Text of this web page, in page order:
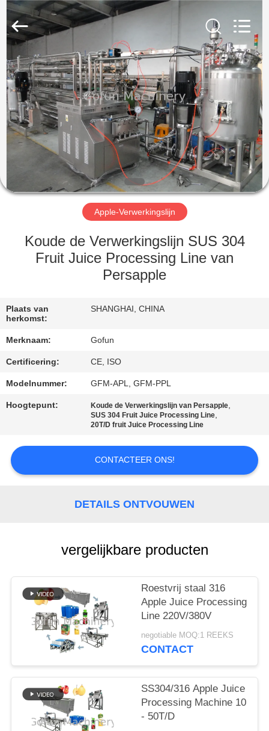
HUIS
PRODUCTEN
VIDEOS
VR-
SHOW
ONGEVEER
ONS
CONTACTEER
ONS
GEVALLEN
VERZOEK
SITEMAP
PRIVACYBELEID
Gofun
Machinery
Ltd..
Rights
Reserved.
Apple-Verwerkingslijn
Koude de Verwerkingslijn SUS 304
Fruit Juice Processing Line van
Persapple
Plaats van
herkomst:
SHANGHAI, CHINA
Merknaam: Gofun
Certificering: CE, ISO
Modelnummer: GFM-APL, GFM-PPL
Hoogtepunt: Koude de Verwerkingslijn van Persapple,
SUS 304 Fruit Juice Processing Line,
20T/D fruit Juice Processing Line
CONTACTEER ONS!
DETAILS ONTVOUWEN
vergelijkbare producten
Roestvrij staal 316
Apple Juice Processing
Line 220V/380V
negotiable MOQ:1 REEKS
CONTACT
SS304/316 Apple Juice
Processing Machine 10
- 50T/D